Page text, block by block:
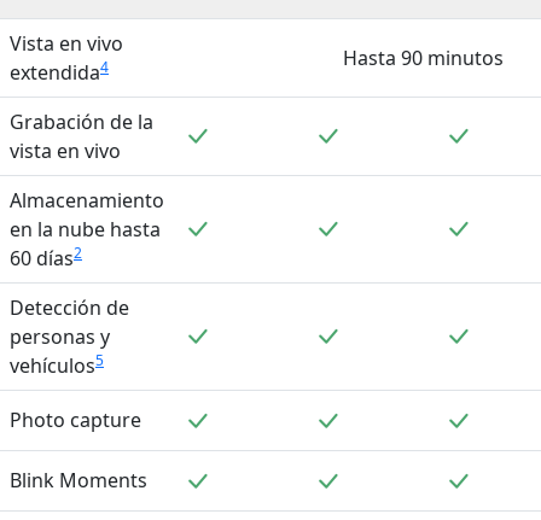
Vista en vivo
extendida4 Hasta 90 minutos
Grabación de la
vista en vivo
Almacenamiento
en la nube hasta
60 días2
Detección de
personas y
vehículos5
Photo capture
Blink Moments